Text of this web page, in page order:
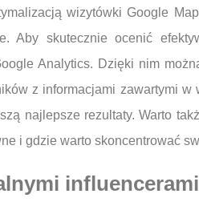
wizytówki Google
Aby skutecznie ocenić
Analytics. Dzięki nim
z informacjami zawartymi
najlepsze rezultaty. Warto
i gdzie warto skoncentrować